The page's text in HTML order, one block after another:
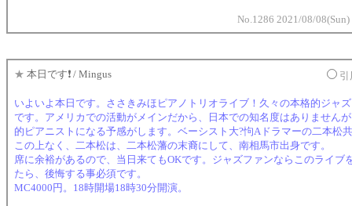
No.1286 2021/08/
★ 本日です❗️ / Mingus 引
いよいよ本日です。ささきみほピアノトリオライブ！久々の本格的ジャ
です。アメリカでの活動がメインだから、日本での知名度はありません
的ピアニストになる予感がします。ベーシスト大?怐Aドラマーの二本松
この上なく、二本松は、二本松藩の末裔にして、南相馬市出身です。
席に余裕があるので、当日来てもOKです。ジャズファンならこのライブ
たら、後悔する事必須です。
MC4000円。18時開場18時30分開演。